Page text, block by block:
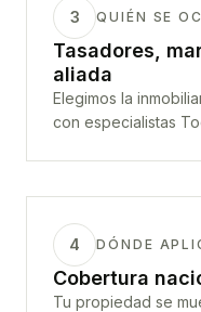
3 QUIÉN SE
Tasadores,
aliada
Elegimos la
con especialistas
4 DÓNDE
Cobertura
Tu propiedad se